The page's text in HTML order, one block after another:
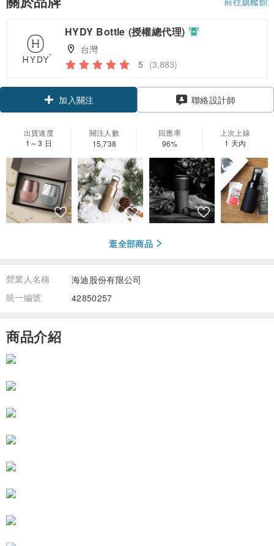
HYDY Bottle (授權總代理)
台灣
5 (3,883)
加入關注 聯絡設計師
出貨速度
1～3 日
關注人數
15,738
回應率
96%
上次上線
1 天內
逛全部商品
營業人名稱
海迪股份有限公司
統一編號
42850257
商品介紹